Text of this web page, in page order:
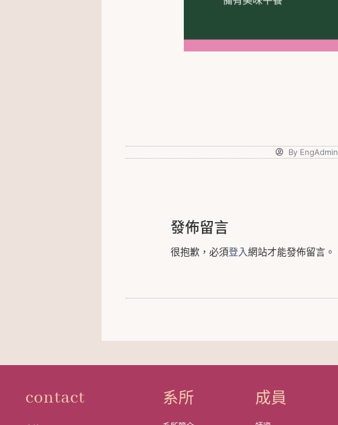
By EngAdmin
發佈留言
很抱歉，必須登入網站才能發佈留言。
contact 系所 成員